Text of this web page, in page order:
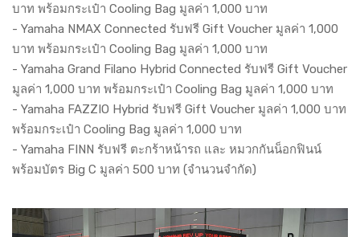
บาท พร้อมกระเป๋า Cooling Bag มูลค่า 1,000 บาท
- Yamaha NMAX Connected รับฟรี Gift Voucher มูลค่า 1,000
บาท พร้อมกระเป๋า Cooling Bag มูลค่า 1,000 บาท
- Yamaha Grand Filano Hybrid Connected รับฟรี Gift Voucher
มูลค่า 1,000 บาท พร้อมกระเป๋า Cooling Bag มูลค่า 1,000 บาท
- Yamaha FAZZIO Hybrid รับฟรี Gift Voucher มูลค่า 1,000 บาท
พร้อมกระเป๋า Cooling Bag มูลค่า 1,000 บาท
- Yamaha FINN รับฟรี ตะกร้าหน้ารถ และ หมวกกันน็อกฟินน์
พร้อมบัตร Big C มูลค่า 500 บาท (จำนวนจำกัด)